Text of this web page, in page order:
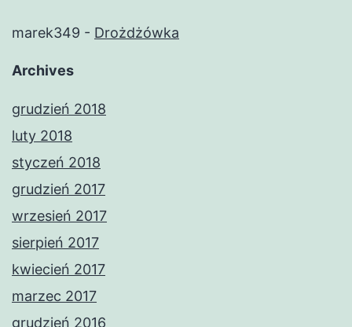
marek349 - Drożdżówka
Archives
grudzień 2018
luty 2018
styczeń 2018
grudzień 2017
wrzesień 2017
sierpień 2017
kwiecień 2017
marzec 2017
grudzień 2016